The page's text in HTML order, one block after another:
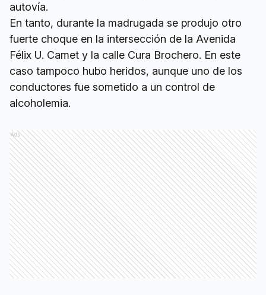
autovía.
En tanto, durante la madrugada se produjo otro
fuerte choque en la intersección de la Avenida
Félix U. Camet y la calle Cura Brochero. En este
caso tampoco hubo heridos, aunque uno de los
conductores fue sometido a un control de
alcoholemia.
Ads